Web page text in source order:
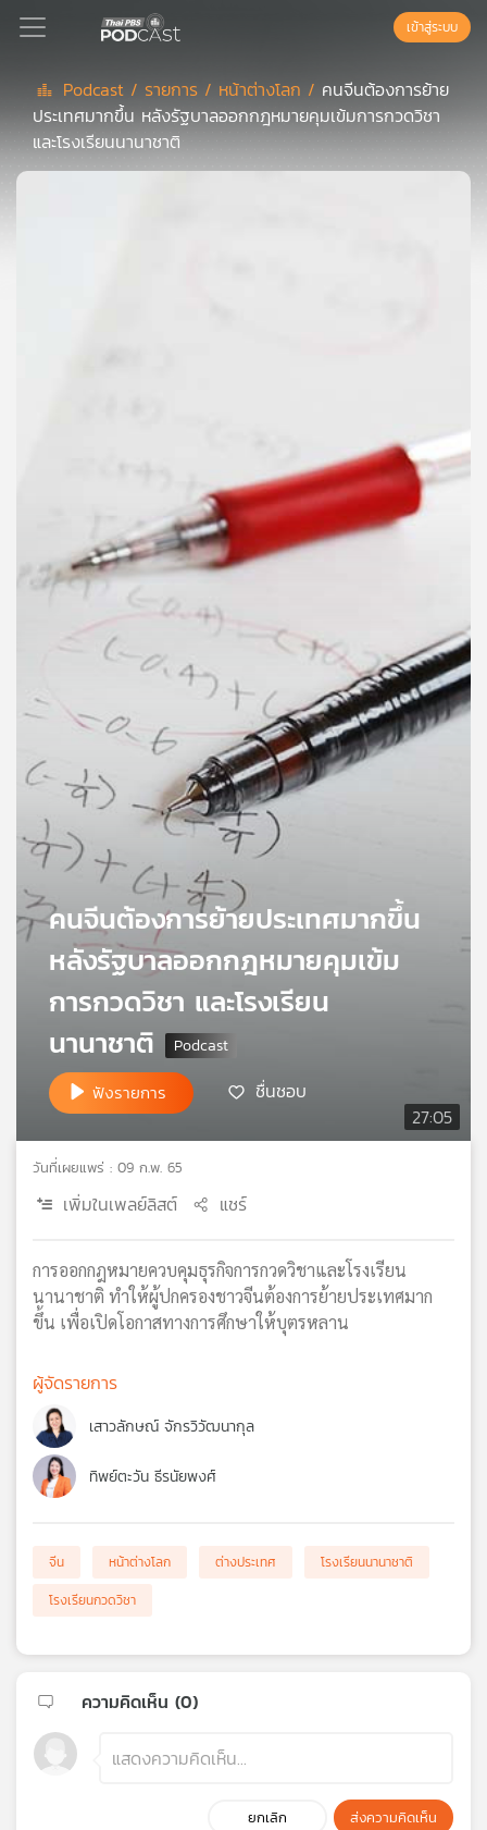
Podcast
เพลง
และ
กิจกรรม
เกี่ยว
กับ
เรา
เครือ
เอส
เครือ
ข่าย
เข้าสู่ระบบ
Podcast / รายการ / หน้าต่างโลก / คนจีนต้องการย้าย
ประเทศมากขึ้น หลังรัฐบาลออกกฎหมายคุมเข้มการกวดวิชา
และโรงเรียนนานาชาติ
27:05
คนจีนต้องการย้ายประเทศมากขึ้น
หลังรัฐบาลออกกฎหมายคุมเข้ม
การกวดวิชา และโรงเรียน
นานาชาติ
ฟังรายการ ชื่นชอบ
วันที่เผยแพร่ : 09 ก.พ. 65
เพิ่มในเพลย์ลิสต์ แชร์
การออกกฎหมายควบคุมธุรกิจการกวดวิชาและโรงเรียน
นานาชาติ ทำให้ผู้ปกครองชาวจีนต้องการย้ายประเทศมาก
ขึ้น เพื่อเปิดโอกาสทางการศึกษาให้บุตรหลาน
ผู้จัดรายการ
เสาวลักษณ์ จักรวิวัฒนากุล
ทิพย์ตะวัน ธีรนัยพงศ์
จีน หน้าต่างโลก ต่างประเทศ
โรงเรียนนานาชาติ
โรงเรียนกวดวิชา
ความคิดเห็น (0)
ยกเลิก ส่งความคิดเห็น